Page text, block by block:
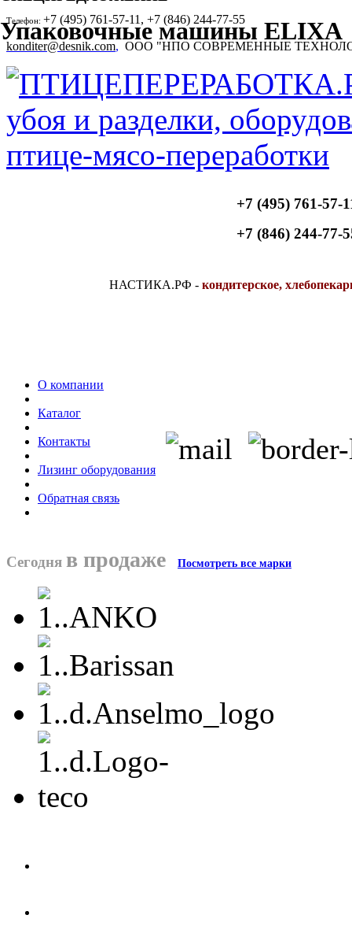
Телефон: +7 (495) 761-57-11, +7 (846) 244-77-55
konditer@desnik.com, ООО "НПО СОВРЕМЕННЫЕ
+7 (495) 761-57-
+7 (846) 244-77-
НАСТИКА.РФ - кондитерское,
О компании
Каталог
Контакты
Лизинг оборудования
Обратная связь
Сегодня в продаже Посмотреть все марки
Упаковочные машины ELIXA